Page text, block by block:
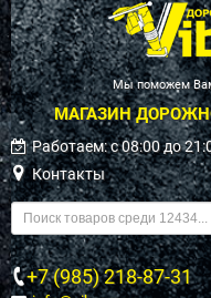
Мы поможем
МАГАЗИН
Работаем: c 08:00 до
Контакты
+7 (985) 218-87-31